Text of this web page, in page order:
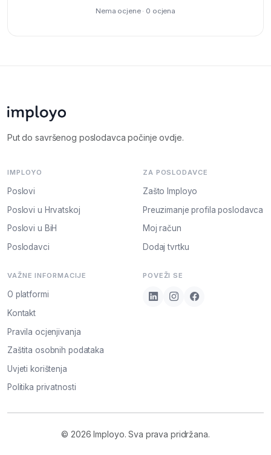
Nema ocjene · 0 ocjena
Put do savršenog poslodavca počinje ovdje.
IMPLOYO
Poslovi
Poslovi u Hrvatskoj
Poslovi u BiH
Poslodavci
ZA POSLODAVCE
Zašto Imployo
Preuzimanje profila poslodavca
Moj račun
Dodaj tvrtku
VAŽNE INFORMACIJE
O platformi
Kontakt
Pravila ocjenjivanja
Zaštita osobnih podataka
Uvjeti korištenja
Politika privatnosti
POVEŽI SE
© 2026 Imployo. Sva prava pridržana.